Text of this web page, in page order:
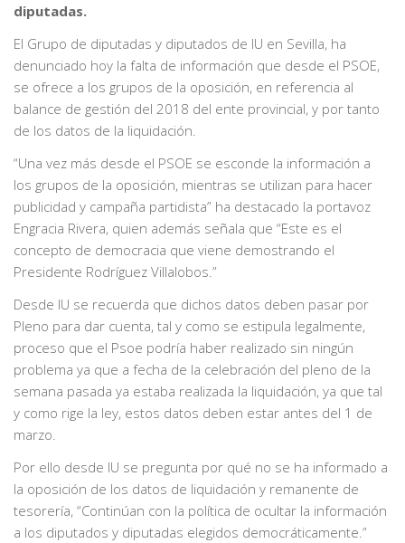
diputadas.
El Grupo de diputadas y diputados de IU en Sevilla, ha
denunciado hoy la falta de información que desde el PSOE,
se ofrece a los grupos de la oposición, en referencia al
balance de gestión del 2018 del ente provincial, y por tanto
de los datos de la liquidación.
“Una vez más desde el PSOE se esconde la información a
los grupos de la oposición, mientras se utilizan para hacer
publicidad y campaña partidista” ha destacado la portavoz
Engracia Rivera, quien además señala que “Este es el
concepto de democracia que viene demostrando el
Presidente Rodríguez Villalobos.”
Desde IU se recuerda que dichos datos deben pasar por
Pleno para dar cuenta, tal y como se estipula legalmente,
proceso que el Psoe podría haber realizado sin ningún
problema ya que a fecha de la celebración del pleno de la
semana pasada ya estaba realizada la liquidación, ya que tal
y como rige la ley, estos datos deben estar antes del 1 de
marzo.
Por ello desde IU se pregunta por qué no se ha informado a
la oposición de los datos de liquidación y remanente de
tesorería, “Continúan con la política de ocultar la información
a los diputados y diputadas elegidos democráticamente.”